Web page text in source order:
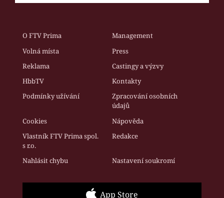
O FTV Prima
Management
Volná místa
Press
Reklama
Castingy a výzvy
HbbTV
Kontakty
Podmínky užívání
Zpracování osobních
údajů
Cookies
Nápověda
Vlastník FTV Prima spol.
s r.o.
Redakce
Nahlásit chybu Nastavení soukromí
App Store